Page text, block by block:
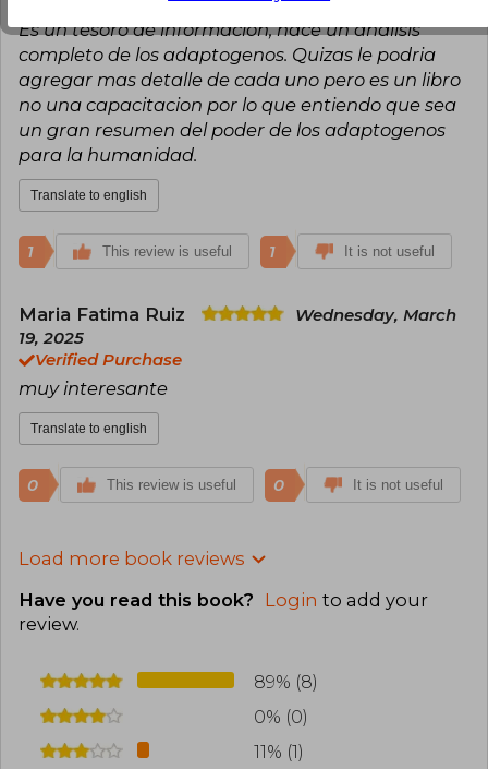
Es un tesoro de informacion, hace un analisis
completo de los adaptogenos. Quizas le podria
agregar mas detalle de cada uno pero es un libro
no una capacitacion por lo que entiendo que sea
un gran resumen del poder de los adaptogenos
para la humanidad.
Translate to english
1 This review is useful 1 It is not useful
Maria Fatima Ruiz
Wednesday, March
19, 2025
Verified Purchase
muy interesante
Translate to english
0 This review is useful 0 It is not useful
Load more book reviews
Have you read this book? Login to add your
review.
89% (8)
0% (0)
11% (1)